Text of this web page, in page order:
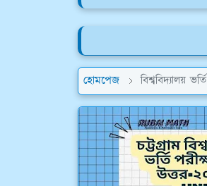
হোমপেজ বিশ্ববিদ্যালয় ভর্তি